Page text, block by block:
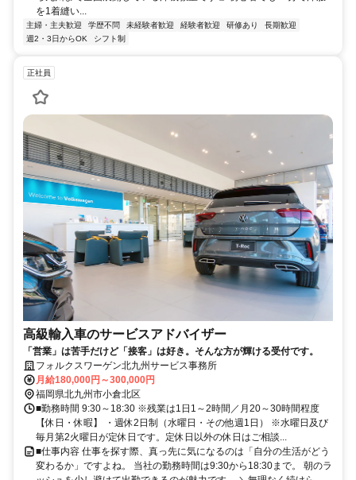
を1着縫い...
主婦・主夫歓迎 学歴不問 未経験者歓迎 経験者歓迎 研修あり
長期歓迎
週2・3日からOK
シフト制
正社員
高級輸入車のサービスアドバイザー
「営業」は苦手だけど「接客」は好き。そんな方が輝ける受付です。
フォルクスワーゲン北九州サービス事務所
月給180,000円～300,000円
福岡県北九州市小倉北区
■勤務時間 9:30～18:30 ※残業は1日1～2時間／月20～30時間程度
【休日・休暇】 ・週休2日制（水曜日・その他週1日） ※水曜日及び
毎月第2火曜日が定休日です。定休日以外の休日はご相談...
■仕事内容 仕事を探す際、真っ先に気になるのは「自分の生活がどう
変わるか」ですよね。 当社の勤務時間は9:30から18:30まで。 朝のラ